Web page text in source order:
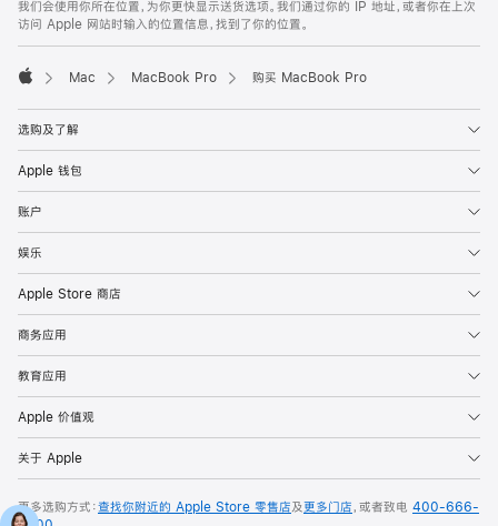
我们会使用你所在位置，为你更快显示送货选项。我们通过你的 IP 地址，或者你在上次
访问 Apple 网站时输入的位置信息，找到了你的位置。
Mac MacBook Pro 购买 MacBook Pro
选购及了解
Apple 钱包
账户
娱乐
Apple Store 商店
商务应用
教育应用
Apple 价值观
关于 Apple
更多选购方式：查找你附近的 Apple Store 零售店及更多门店，或者致电 400-666-